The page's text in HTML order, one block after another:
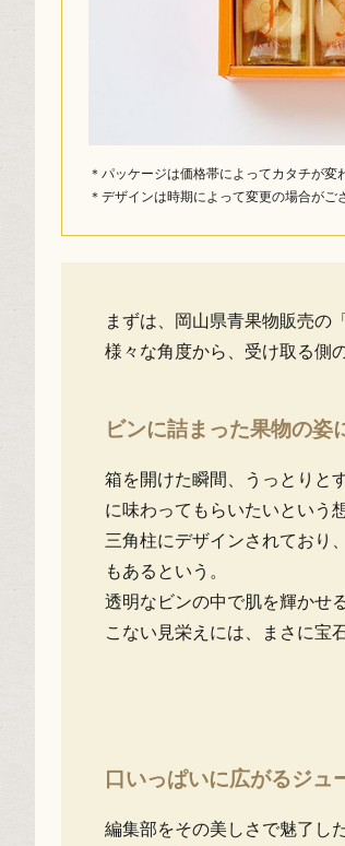
＊パッケージは価格帯によってカタチが変
＊デザインは時期によって変更の場合がご
まずは、岡山県青果物販売の
様々な角度から、受け取る側
ビンに詰まった果物の姿
箱を開けた瞬間、うっとりと
に味わってもらいたいという
三角柱にデザインされており
もあるという。
透明なビンの中で肌を輝かせ
こない見栄えには、まさに宝
口いっぱいに広がるジュ
編集部をその美しさで魅了し